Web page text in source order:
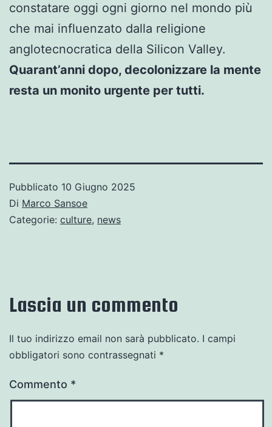
constatare oggi ogni giorno nel mondo più
che mai influenzato dalla religione
anglotecnocratica della Silicon Valley.
Quarant’anni dopo, decolonizzare la mente
resta un monito urgente per tutti.
Pubblicato 10 Giugno 2025
Di Marco Sansoe
Categorie: culture, news
Lascia un commento
Il tuo indirizzo email non sarà pubblicato. I campi
obbligatori sono contrassegnati *
Commento *